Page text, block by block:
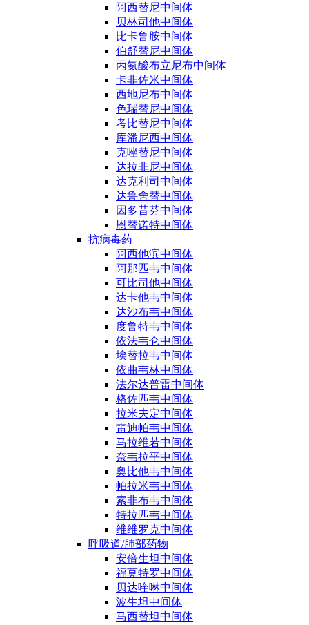
阿西替尼中间体
贝林司他中间体
比卡鲁胺中间体
伯舒替尼中间体
丙氨酸布立尼布中间体
卡非佐米中间体
西地尼布中间体
色瑞替尼中间体
考比替尼中间体
库潘尼西中间体
克唑替尼中间体
达拉非尼中间体
达克利司中间体
达鲁舍替中间体
因多昔芬中间体
恩替诺特中间体
抗病毒药
阿西他滨中间体
阿那匹韦中间体
可比司他中间体
达卡他韦中间体
达沙布韦中间体
度鲁特韦中间体
依法韦仑中间体
埃替拉韦中间体
依曲韦林中间体
法尔达普雷中间体
格佐匹韦中间体
拉米夫定中间体
雷迪帕韦中间体
马拉维若中间体
奈韦拉平中间体
奥比他韦中间体
帕拉米韦中间体
索非布韦中间体
特拉匹韦中间体
维维罗克中间体
呼吸道/肺部药物
安倍生坦中间体
福莫特罗中间体
贝达喹啉中间体
波生坦中间体
马西替坦中间体